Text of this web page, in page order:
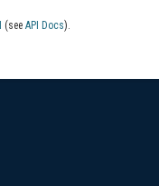
(see API Docs).